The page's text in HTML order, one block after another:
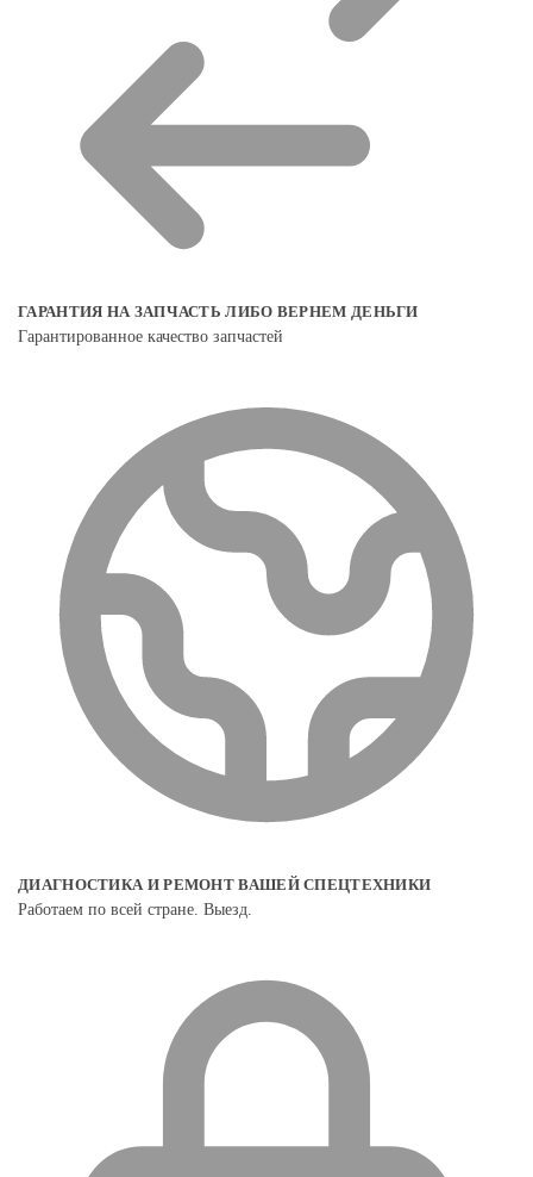
ГАРАНТИЯ НА ЗАПЧАСТЬ ЛИБО ВЕРНЕМ ДЕНЬГИ
Гарантированное качество запчастей
ДИАГНОСТИКА И РЕМОНТ ВАШЕЙ СПЕЦТЕХНИКИ
Работаем по всей стране. Выезд.